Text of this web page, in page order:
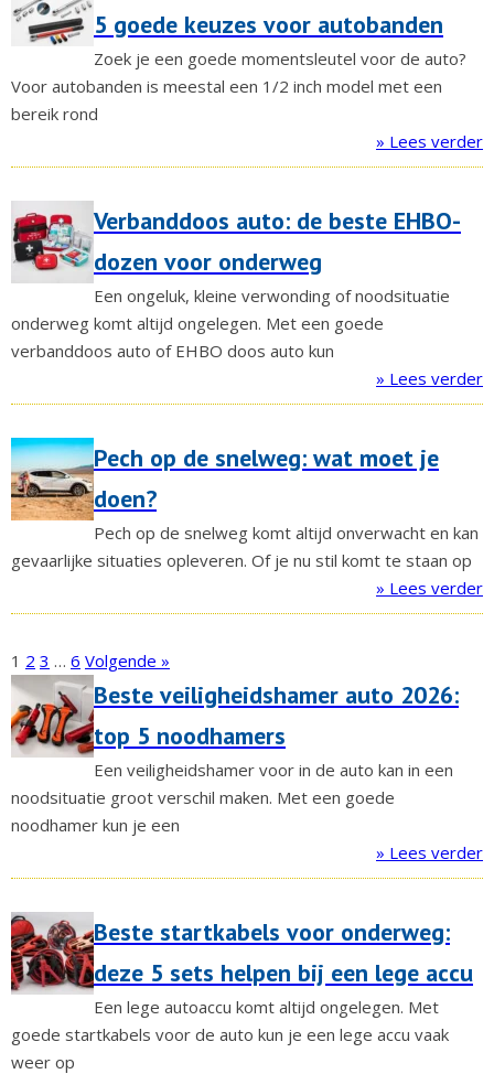
5 goede keuzes voor autobanden
Zoek je een goede momentsleutel voor de auto?
Voor autobanden is meestal een 1/2 inch model met een
bereik rond
» Lees verder
Verbanddoos auto: de beste EHBO-
dozen voor onderweg
Een ongeluk, kleine verwonding of noodsituatie
onderweg komt altijd ongelegen. Met een goede
verbanddoos auto of EHBO doos auto kun
» Lees verder
Pech op de snelweg: wat moet je
doen?
Pech op de snelweg komt altijd onverwacht en kan
gevaarlijke situaties opleveren. Of je nu stil komt te staan op
» Lees verder
1 2 3 … 6 Volgende »
Beste veiligheidshamer auto 2026:
top 5 noodhamers
Een veiligheidshamer voor in de auto kan in een
noodsituatie groot verschil maken. Met een goede
noodhamer kun je een
» Lees verder
Beste startkabels voor onderweg:
deze 5 sets helpen bij een lege accu
Een lege autoaccu komt altijd ongelegen. Met
goede startkabels voor de auto kun je een lege accu vaak
weer op